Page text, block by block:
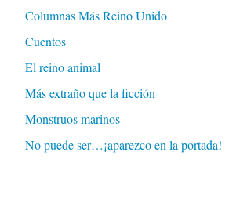
Columnas Más Reino Unido
Cuentos
El reino animal
Más extraño que la ficción
Monstruos marinos
No puede ser…¡aparezco en la portada!